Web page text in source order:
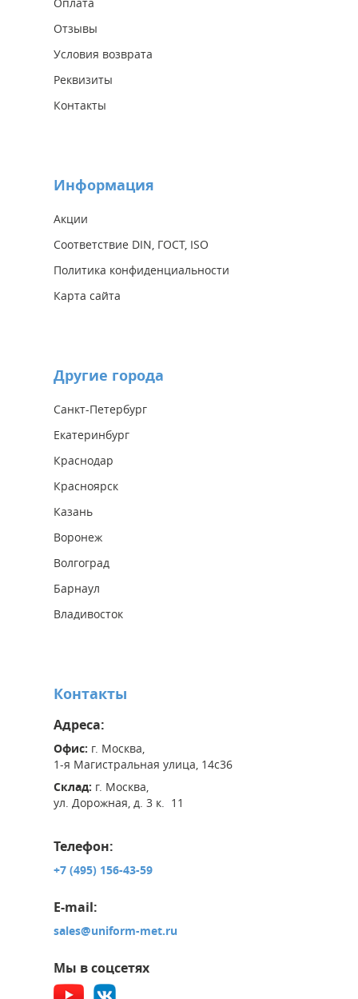
Отзывы
Условия возврата
Реквизиты
Контакты
Информация
Акции
Соответствие DIN, ГОСТ, ISO
Политика конфиденциальности
Карта сайта
Другие города
Санкт-Петербург
Екатеринбург
Краснодар
Красноярск
Казань
Воронеж
Волгоград
Барнаул
Владивосток
Контакты
Адреса:
Офис: г. Москва,
1-я Магистральная улица, 14с36
Склад: г. Москва,
ул. Дорожная, д. 3 к. 11
Телефон:
+7 (495) 156-43-59
E-mail:
sales@uniform-met.ru
Мы в соцсетях